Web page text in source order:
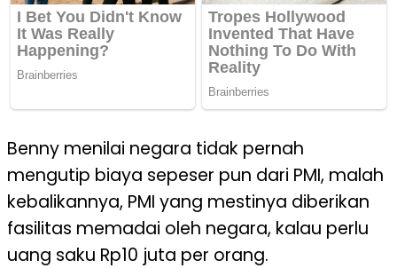
Benny menilai negara tidak pernah
mengutip biaya sepeser pun dari PMI, malah
kebalikannya, PMI yang mestinya diberikan
fasilitas memadai oleh negara, kalau perlu
uang saku Rp10 juta per orang.